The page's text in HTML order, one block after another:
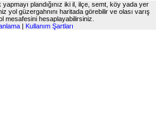
plandığınız iki il, ilçe, semt, köy yada yer
yol güzergahnını haritada görebilir ve olası varış
mesafesini hesaplayabilirsiniz.
| Kullanım Şartları